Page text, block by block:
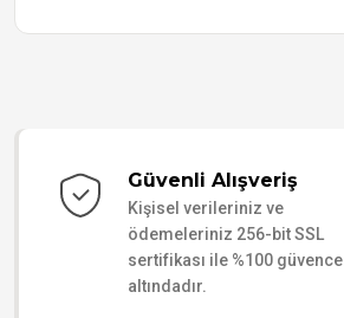
Güvenli Alışveriş
Kişisel verileriniz ve
ödemeleriniz 256-bit SSL
sertifikası ile %100 güvence
altındadır.